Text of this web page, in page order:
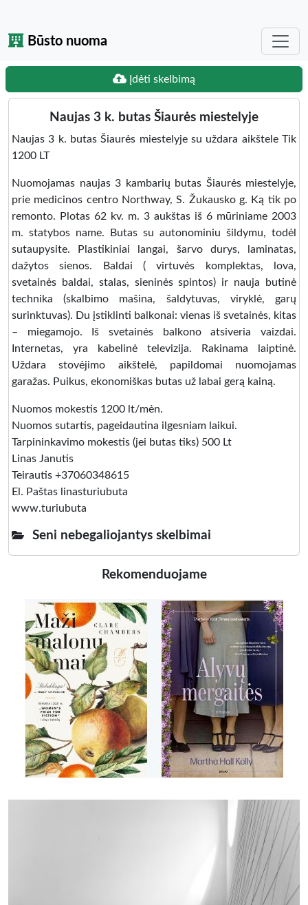
Būsto nuoma
Įdėti skelbimą
Naujas 3 k. butas Šiaurės miestelyje
Naujas 3 k. butas Šiaurės miestelyje su uždara aikštele Tik
1200 LT
Nuomojamas naujas 3 kambarių butas Šiaurės miestelyje,
prie medicinos centro Northway, S. Žukausko g. Ką tik po
remonto. Plotas 62 kv. m. 3 aukštas iš 6 mūriniame 2003
m. statybos name. Butas su autonominiu šildymu, todėl
sutaupysite. Plastikiniai langai, šarvo durys, laminatas,
dažytos sienos. Baldai ( virtuvės komplektas, lova,
svetainės baldai, stalas, sieninės spintos) ir nauja butinė
technika (skalbimo mašina, šaldytuvas, viryklė, garų
surinktuvas). Du įstiklinti balkonai: vienas iš svetainės, kitas
– miegamojo. Iš svetainės balkono atsiveria vaizdai.
Internetas, yra kabelinė televizija. Rakinama laiptinė.
Uždara stovėjimo aikštelė, papildomai nuomojamas
garažas. Puikus, ekonomiškas butas už labai gerą kainą.
Nuomos mokestis 1200 lt/mėn.
Nuomos sutartis, pageidautina ilgesniam laikui.
Tarpininkavimo mokestis (jei butas tiks) 500 Lt
Linas Janutis
Teirautis +37060348615
El. Paštas linasturiubuta
www.turiubuta
Seni nebegaliojantys skelbimai
Rekomenduojame